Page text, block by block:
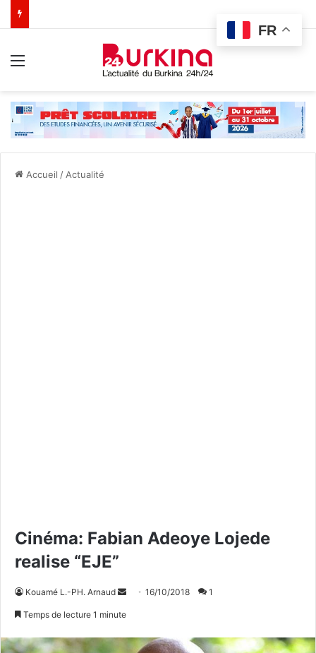
Accueil / Actualité
Cinéma: Fabian Adeoye Lojede
realise “EJE”
Kouamé L.-PH. Arnaud
o
16/10/2018 1
Temps de lecture 1 minute
FR